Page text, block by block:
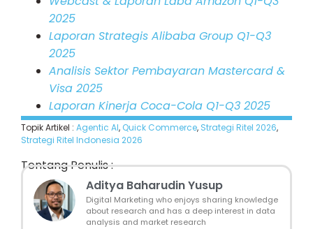
2025
Laporan Strategis Alibaba Group Q1-Q3
2025
Analisis Sektor Pembayaran Mastercard &
Visa 2025
Laporan Kinerja Coca-Cola Q1-Q3 2025
Topik Artikel : Agentic AI, Quick Commerce, Strategi Ritel 2026,
Strategi Ritel Indonesia 2026
Tentang Penulis :
Aditya Baharudin Yusup
Digital Marketing who enjoys sharing knowledge
about research and has a deep interest in data
analysis and market research